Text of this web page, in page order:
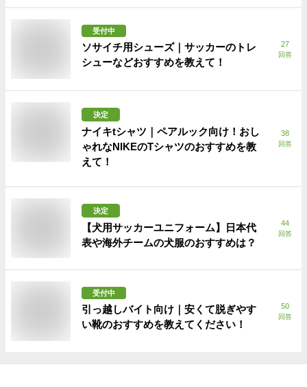
受付中
ソサイチ用シューズ｜サッカーのトレ
シューなどおすすめを教えて！
27
回答
決定
ナイキtシャツ｜ペアルック向け！おし
ゃれなNIKEのTシャツのおすすめを教
えて！
38
回答
決定
【犬用サッカーユニフォーム】日本代
表や海外チームの犬服のおすすめは？
44
回答
受付中
引っ越しバイト向け｜安くて脱ぎやす
い靴のおすすめを教えてください！
50
回答